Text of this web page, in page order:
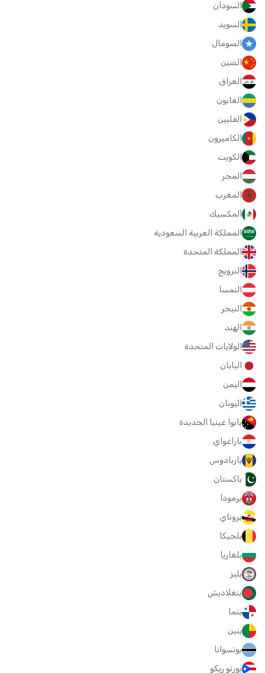
السودان
السويد
الصومال
الصين
العراق
الغابون
الفلبين
الكاميرون
الكويت
المجر
المغرب
المكسيك
المملكة العربية السعودية
المملكة المتحدة
النرويج
النمسا
النيجر
الهند
الولايات المتحدة
اليابان
اليمن
اليونان
بابوا غينيا الجديدة
باراغواي
باربادوس
باكستان
برمودا
بروناي
بلجيكا
بلغاريا
بليز
بنغلاديش
بنما
بنين
بوتسوانا
بورتو ريكو